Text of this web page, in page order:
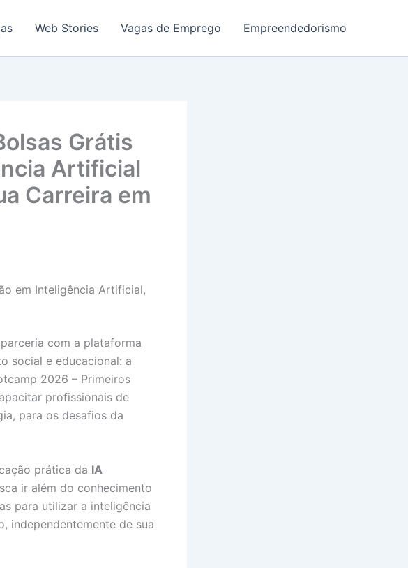
Web Stories Vagas de Emprego Empreendedorismo
Grátis
Artificial
Carreira em
em Inteligência Artificial,
com a plataforma
social e educacional: a
2026 – Primeiros
profissionais de
para os desafios da
prática da IA
ir além do conhecimento
para utilizar a inteligência
independentemente de sua